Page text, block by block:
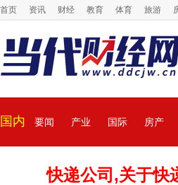
首页 资讯 财经 教育 体育 旅游
国内 要闻 产业 国际 房产
快递公司,关于快